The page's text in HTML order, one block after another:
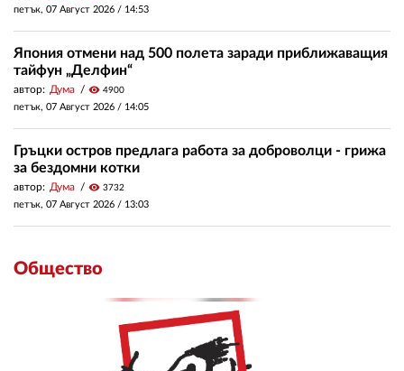
петък, 07 Август 2026 / 14:53
Япония отмени над 500 полета заради приближаващия
тайфун „Делфин“
автор: Дума visibility 4900
петък, 07 Август 2026 / 14:05
Гръцки остров предлага работа за доброволци - грижа
за бездомни котки
автор: Дума visibility 3732
петък, 07 Август 2026 / 13:03
Общество